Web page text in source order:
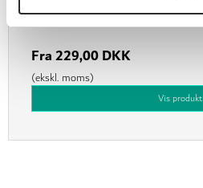
Fra229,00 DKK
(ekskl. moms)
Vis produkt